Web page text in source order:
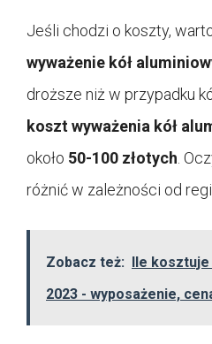
Jeśli chodzi o koszty,
wyważenie kół
droższe niż w przypadku
koszt wyważenia kół
około 50-100 złotych .
różnić w zależności od
Zobacz też: Ile
2023 - wyposażenie,